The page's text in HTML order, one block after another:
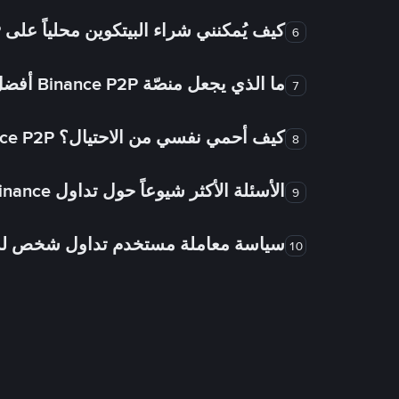
6 كيف يُمكنني شراء البيتكوين محلياً على Binance P2P؟
7 ما الذي يجعل منصّة Binance P2P أفضل من الأسواق الأخرى للتداول من شخص لشخص؟
8 كيف أحمي نفسي من الاحتيال؟ Binance P2P ضمان FTW!
9 الأسئلة الأكثر شيوعاً حول تداول Binance شخص لشخص
10 سياسة معاملة مستخدم تداول